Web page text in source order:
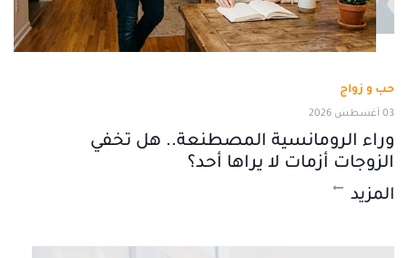
حب و زواج
03 أغسطس 2026
وراء الرومانسية المصطنعة.. هل تخفي
الزوجات أزمات لا يراها أحد؟
المزيد